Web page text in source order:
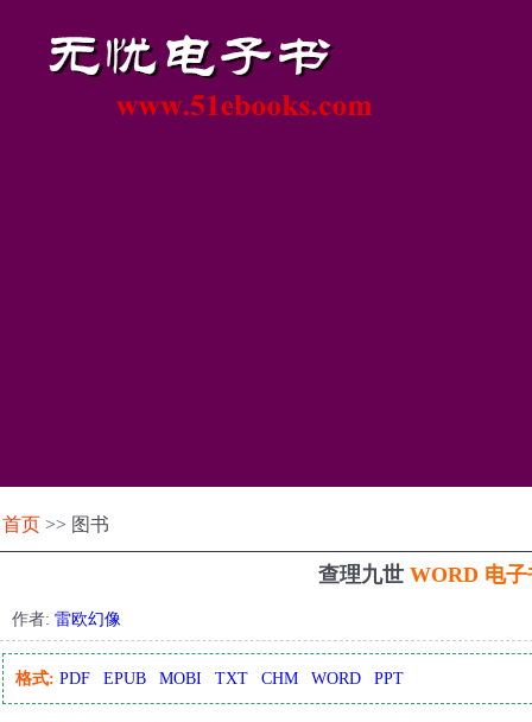
首页 >> 图书
查理九世 WORD 电子
作者: 雷欧幻像
格式: PDF EPUB MOBI TXT CHM WORD PPT